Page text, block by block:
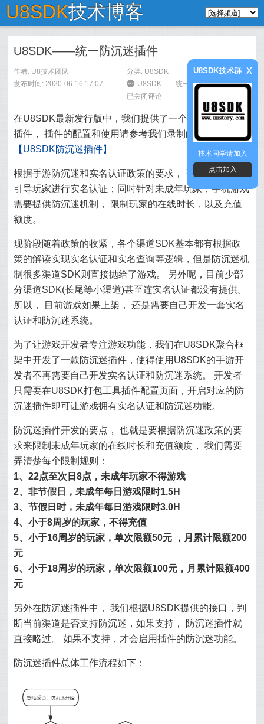
U8SDK技术博客
U8SDK——统一防沉迷插件
作者: U8技术团队 分类: U8SDK
发布时间: 2020-06-16 17:07
6 U8SDK——统一防沉迷插件
已关闭评论
在U8SDK最新发行版中，我们提供了一个统一的防沉迷
插件， 插件的配置和使用请参考我们录制的视频教程：
【U8SDK防沉迷插件】
根据手游防沉迷和实名认证政策的要求， 手机游戏需要
引导玩家进行实名认证；同时针对未成年玩家，手机游戏
需要提供防沉迷机制， 限制玩家的在线时长，以及充值
额度。
现阶段随着政策的收紧，各个渠道SDK基本都有根据政
策的解读实现实名认证和实名查询等逻辑，但是防沉迷机
制很多渠道SDK则直接抛给了游戏。 另外呢，目前少部
分渠道SDK(长尾等小渠道)甚至连实名认证都没有提供。
所以， 目前游戏如果上架， 还是需要自己开发一套实名
认证和防沉迷系统。
为了让游戏开发者专注游戏功能，我们在U8SDK聚合框
架中开发了一款防沉迷插件，使得使用U8SDK的手游开
发者不再需要自己开发实名认证和防沉迷系统。 开发者
只需要在U8SDK打包工具插件配置页面，开启对应的防
沉迷插件即可让游戏拥有实名认证和防沉迷功能。
防沉迷插件开发的要点， 也就是要根据防沉迷政策的要
求来限制未成年玩家的在线时长和充值额度， 我们需要
弄清楚每个限制规则：
1、22点至次日8点，未成年玩家不得游戏
2、非节假日，未成年每日游戏限时1.5H
3、节假日时，未成年每日游戏限时3.0H
4、小于8周岁的玩家，不得充值
5、小于16周岁的玩家，单次限额50元 ，月累计限额200
元
6、小于18周岁的玩家，单次限额100元，月累计限额400
元
另外在防沉迷插件中， 我们根据U8SDK提供的接口，判
断当前渠道是否支持防沉迷，如果支持， 防沉迷插件就
直接略过。 如果不支持，才会启用插件的防沉迷功能。
防沉迷插件总体工作流程如下：
U8SDK技术群 x
技术同学请加入
点击加入